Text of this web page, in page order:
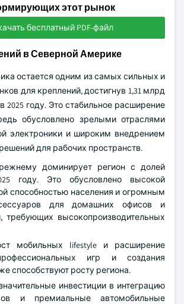
этот рынок
бесплатный PDF-файл
в Северной Америке
остается одним из самых сильных и
для креплений, достигнув 1,31 млрд
году. Это стабильное расширение
обусловлено зрелыми отраслями
электроники и широким внедрением
для рабочих пространств.
доминирует регион с долей
году. Это обусловлено высокой
способностью населения и огромным
для домашних офисов и
требующих высокопроизводительных
мобильных lifestyle и расширение
игр и создания
способствуют росту региона.
инвестиции в интеграцию
и премиальные автомобильные